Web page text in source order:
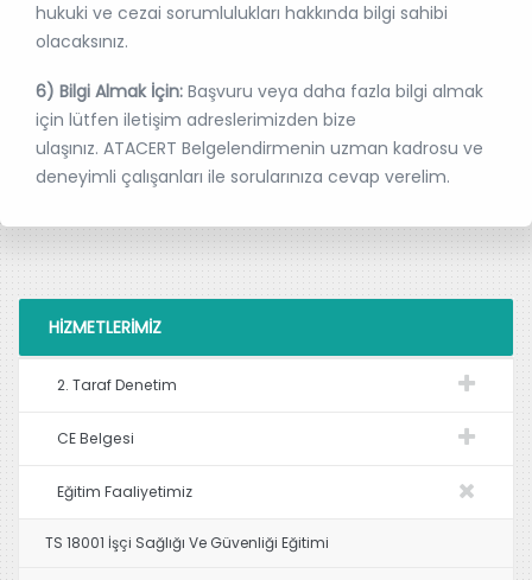
hukuki ve cezai sorumlulukları hakkında bilgi sahibi
olacaksınız.
6) Bilgi Almak İçin: Başvuru veya daha fazla bilgi almak
için lütfen iletişim adreslerimizden bize
ulaşınız. ATACERT Belgelendirmenin uzman kadrosu ve
deneyimli çalışanları ile sorularınıza cevap verelim.
HIZMETLERIMIZ
2. Taraf Denetim
CE Belgesi
Eğitim Faaliyetimiz
TS 18001 İşçi Sağlığı Ve Güvenliği Eğitimi